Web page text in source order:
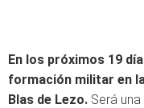
En los próximos 19
formación militar en
Blas de Lezo. Será